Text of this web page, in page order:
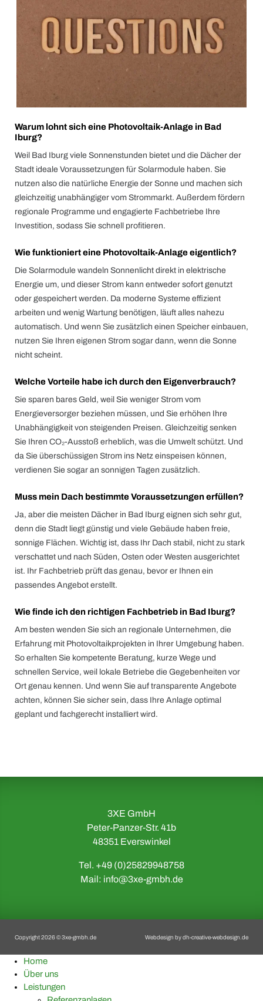
Warum lohnt sich eine Photovoltaik-Anlage in Bad
Iburg?
Weil Bad Iburg viele Sonnenstunden bietet und die Dächer der
Stadt ideale Voraussetzungen für Solarmodule haben. Sie
nutzen also die natürliche Energie der Sonne und machen sich
gleichzeitig unabhängiger vom Strommarkt. Außerdem fördern
regionale Programme und engagierte Fachbetriebe Ihre
Investition, sodass Sie schnell profitieren.
Wie funktioniert eine Photovoltaik-Anlage eigentlich?
Die Solarmodule wandeln Sonnenlicht direkt in elektrische
Energie um, und dieser Strom kann entweder sofort genutzt
oder gespeichert werden. Da moderne Systeme effizient
arbeiten und wenig Wartung benötigen, läuft alles nahezu
automatisch. Und wenn Sie zusätzlich einen Speicher einbauen,
nutzen Sie Ihren eigenen Strom sogar dann, wenn die Sonne
nicht scheint.
Welche Vorteile habe ich durch den Eigenverbrauch?
Sie sparen bares Geld, weil Sie weniger Strom vom
Energieversorger beziehen müssen, und Sie erhöhen Ihre
Unabhängigkeit von steigenden Preisen. Gleichzeitig senken
Sie Ihren CO₂-Ausstoß erheblich, was die Umwelt schützt. Und
da Sie überschüssigen Strom ins Netz einspeisen können,
verdienen Sie sogar an sonnigen Tagen zusätzlich.
Muss mein Dach bestimmte Voraussetzungen erfüllen?
Ja, aber die meisten Dächer in Bad Iburg eignen sich sehr gut,
denn die Stadt liegt günstig und viele Gebäude haben freie,
sonnige Flächen. Wichtig ist, dass Ihr Dach stabil, nicht zu stark
verschattet und nach Süden, Osten oder Westen ausgerichtet
ist. Ihr Fachbetrieb prüft das genau, bevor er Ihnen ein
passendes Angebot erstellt.
Wie finde ich den richtigen Fachbetrieb in Bad Iburg?
Am besten wenden Sie sich an regionale Unternehmen, die
Erfahrung mit Photovoltaikprojekten in Ihrer Umgebung haben.
So erhalten Sie kompetente Beratung, kurze Wege und
schnellen Service, weil lokale Betriebe die Gegebenheiten vor
Ort genau kennen. Und wenn Sie auf transparente Angebote
achten, können Sie sicher sein, dass Ihre Anlage optimal
geplant und fachgerecht installiert wird.
3XE GmbH
Peter-Panzer-Str. 41b
48351 Everswinkel
Tel. +49 (0)25829948758
Mail: info@3xe-gmbh.de
Copyright 2026 © 3xe-gmbh.de Webdesign bydh-creative-webdesign.de
Home
Über uns
Leistungen